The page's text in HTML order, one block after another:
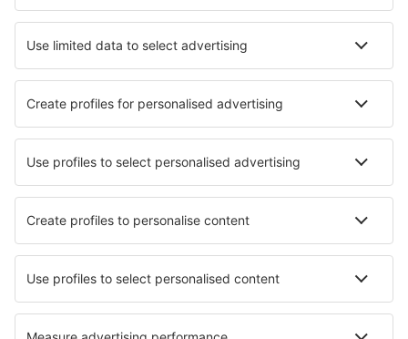
Cazare în Karsin Cazare în Wetlina
Cazare în Mrzezyno
Cele mai bune locuri de cazare - orașe
Cazare în Roppen Cazare în Hamilton
Cazare în Castel di Lama Cazare în Melissourgákion
Cazare în Sottomarina Cazare în Saint-Dalmas-de-Tende
Cazare în Glienicke/Nordbahn Cazare în Udawalawe